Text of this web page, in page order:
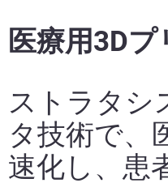
医療用3Dプ
ストラタシ
タ技術で、
速化し、患